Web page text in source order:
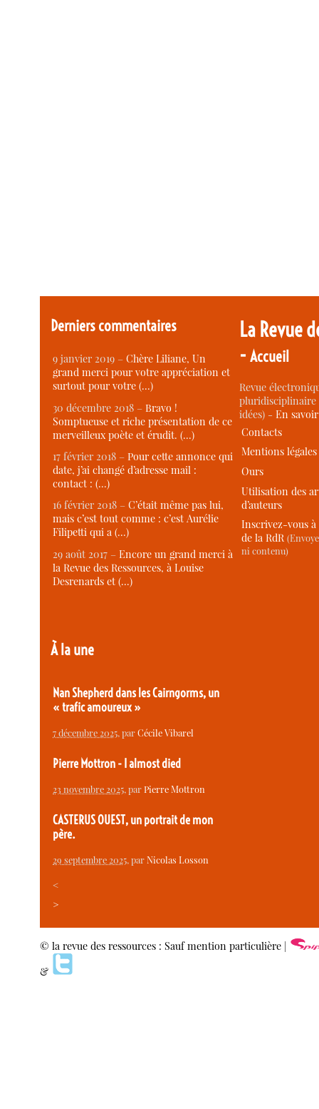
Derniers commentaires
9 janvier 2019 –Chère Liliane, Un
grand merci pour votre appréciation et
surtout pour votre (…)
30 décembre 2018 –Bravo !
Somptueuse et riche présentation de ce
merveilleux poète et érudit. (…)
17 février 2018 –Pour cette annonce qui
date, j’ai changé d’adresse mail :
contact : (…)
16 février 2018 –C’était même pas lui,
mais c’est tout comme : c’est Aurélie
Filipetti qui a (…)
29 août 2017 –Encore un grand merci à
la Revue des Ressources, à Louise
Desrenards et (…)
À la une
Nan Shepherd dans les Cairngorms, un
« trafic amoureux »
7 décembre 2025, parCécile Vibarel
Pierre Mottron - I almost died
23 novembre 2025, parPierre Mottron
CASTERUS OUEST, un portrait de mon
père.
29 septembre 2025, parNicolas Losson
<
>
La Revue
-Accueil
Revue
idées) -En
Contacts
Mentions légales
Ours
Utilisation des
d’auteurs
Inscrivez-vous
de la RdR
ni contenu)
© la revue des ressources : Sauf mention particulière |
&